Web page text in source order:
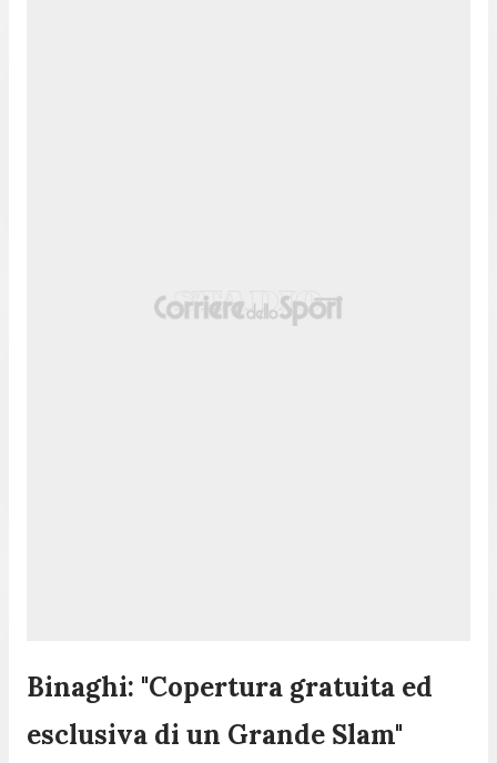
Binaghi: "Copertura gratuita ed
esclusiva di un Grande Slam"